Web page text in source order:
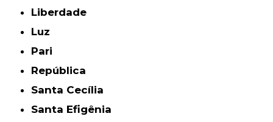
Liberdade
Luz
Pari
República
Santa Cecília
Santa Efigênia